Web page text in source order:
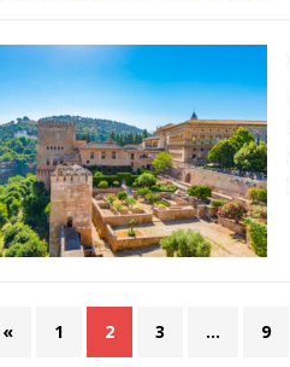
« 1 2 3 … 9